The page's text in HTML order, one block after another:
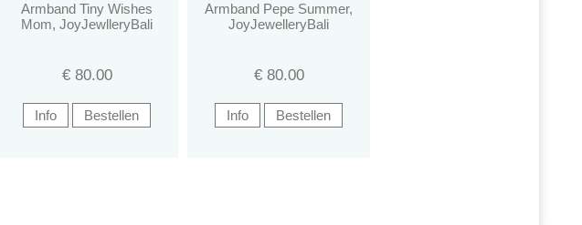
Armband Tiny Wishes
Mom, JoyJewlleryBali
€ 80.00
Armband Pepe Summer,
JoyJewelleryBali
€ 80.00